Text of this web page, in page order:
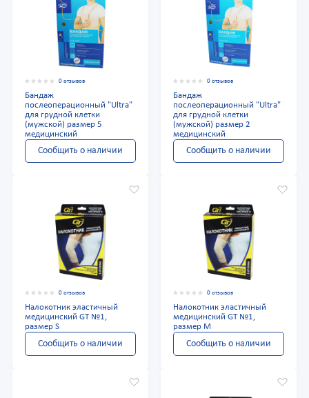
0 отзывов
Бандаж
послеоперационный "Ultra"
для грудной клетки
(мужской) размер 5
медицинский
Сообщить о наличии
0 отзывов
Бандаж
послеоперационный "Ultra"
для грудной клетки
(мужской) размер 2
медицинский
Сообщить о наличии
0 отзывов
Налокотник эластичный
медицинский GT №1,
размер S
Сообщить о наличии
0 отзывов
Налокотник эластичный
медицинский GT №1,
размер M
Сообщить о наличии